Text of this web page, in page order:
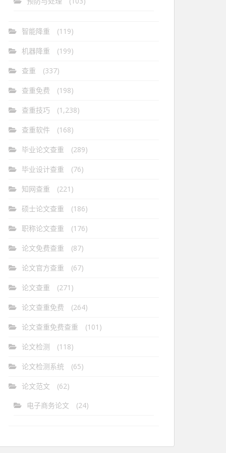
智能降重 (119)
机器降重 (199)
查重 (337)
查重免费 (198)
查重技巧 (1,238)
查重软件 (168)
毕业论文查重 (289)
毕业设计查重 (76)
知网查重 (221)
硕士论文查重 (186)
职称论文查重 (176)
论文免费查重 (87)
论文官方查重 (67)
论文查重 (271)
论文查重免费 (264)
论文查重免费查重 (101)
论文检测 (118)
论文检测系统 (65)
论文范文
(62)
电子商务论文
(24)